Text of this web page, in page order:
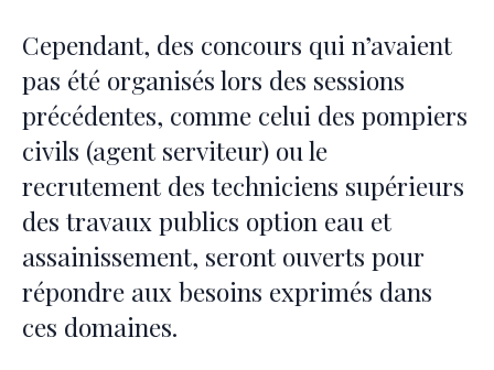
Cependant, des concours qui n’avaient
pas été organisés lors des sessions
précédentes, comme celui des pompiers
civils (agent serviteur) ou le
recrutement des techniciens supérieurs
des travaux publics option eau et
assainissement, seront ouverts pour
répondre aux besoins exprimés dans
ces domaines.